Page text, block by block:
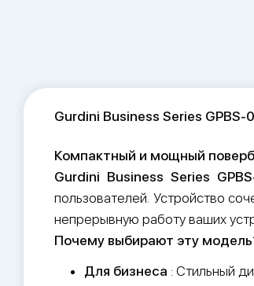
Gurdini Business Series
Компактный и мощный
Gurdini Business Series
пользователей. Устройство
непрерывную работу ваших
Почему выбирают эту
Для бизнеса : Стильный